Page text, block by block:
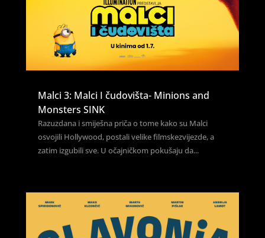
Malci 3: Malci I čudovišta- Minions and
Monsters SINK
Razuzdana i smiješna priča o tome kako su Malci
osvojili Hollywood, postali velike filmskezvijezde, a
zatim izgubili sve. U očajničkom pokušaju da...